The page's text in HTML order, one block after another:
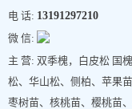
电 话: 13191297210
微 信:
主 营: 双季槐，白皮松 国
松、华山松、侧柏、苹果
枣树苗、核桃苗、樱桃苗